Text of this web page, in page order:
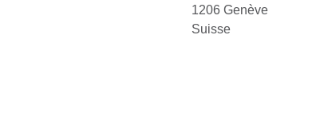
1206 Genève
Suisse